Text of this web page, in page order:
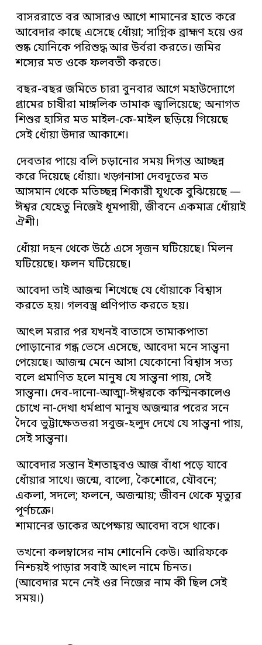
বাসররাতে বর আসারও আগে শামানের হাতে করে
আবেদার কাছে এসেছে ধোঁয়া; সাগ্নিক ব্রাহ্মণ হয়ে ওর
শুষ্ক যোনিকে পরিশুদ্ধ আর উর্বরা করতে। জমির
শস্যের মত ওকে ফলবতী করতে।
বছর-বছর জমিতে চারা বুনবার আগে মহাউদ্যোগে
গ্রামের চাষীরা মাঙ্গলিক তামাক জ্বালিয়েছে; অনাগত
শিশুর হাসির মত মাইল-কে-মাইল ছড়িয়ে গিয়েছে
সেই ধোঁয়া উদার আকাশে।
দেবতার পায়ে বলি চড়ানোর সময় দিগন্ত আচ্ছন্ন
করে দিয়েছে ধোঁয়া। খড়্গনাসা দেবদূতের মত
আসমান থেকে মতিচ্ছন্ন শিকারী যূথকে বুঝিয়েছে —
ঈশ্বর যেহেতু নিজেই ধূমপায়ী, জীবনে একমাত্র ধোঁয়াই
ঐশী।
ধোঁয়া দহন থেকে উঠে এসে সৃজন ঘটিয়েছে। মিলন
ঘটিয়েছে। ফলন ঘটিয়েছে।
আবেদা তাই আজন্ম শিখেছে যে ধোঁয়াকে বিশ্বাস
করতে হয়। গলবস্ত্র প্রণিপাত করতে হয়।
আৎল মরার পর যখনই বাতাসে তামাকপাতা
পোড়ানোর গন্ধ ভেসে এসেছে, আবেদা মনে সান্ত্বনা
পেয়েছে। আজন্ম মেনে আসা যেকোনো বিশ্বাস সত্য
বলে প্রমাণিত হলে মানুষ যে সান্ত্বনা পায়, সেই
সান্ত্বনা। দেব-দানো-আত্মা-ঈশ্বরকে কস্মিনকালেও
চোখে না-দেখা ধর্মপ্রাণ মানুষ অজন্মার পরের সনে
দৈবে ভুট্টাক্ষেতভরা সবুজ-হলুদ দেখে যে সান্ত্বনা পায়,
সেই সান্ত্বনা।
আবেদার সন্তান ইশতাহ্‌বও আজ বাঁধা পড়ে যাবে
ধোঁয়ার সাথে। জন্মে, বাল্যে, কৈশোরে, যৌবনে;
একলা, সদলে; ফলনে, অজন্মায়; জীবন থেকে মৃত্যুর
পূর্ণচক্রে।
শামানের ডাকের অপেক্ষায় আবেদা বসে থাকে।
তখনো কলম্বাসের নাম শোনেনি কেউ। আরিফকে
নিশ্চয়ই পাড়ার সবাই আৎল নামে চিনত।
(আবেদার মনে নেই ওর নিজের নাম কী ছিল সেই
সময়।)